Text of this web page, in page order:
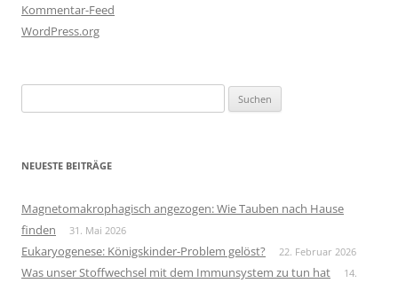
Kommentar-Feed
WordPress.org
nach:
NEUESTE BEITRÄGE
Magnetomakrophagisch angezogen: Wie Tauben nach Hause
finden
31. Mai 2026
Eukaryogenese: Königskinder-Problem gelöst? 22. Februar 2026
Was unser Stoffwechsel mit dem Immunsystem zu tun hat
14.